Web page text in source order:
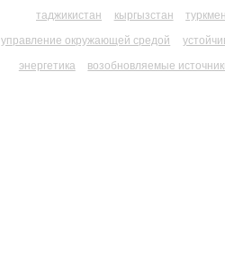
таджикистан
кыргызстан
управление окружающей средой
энергетика
возобновляемые